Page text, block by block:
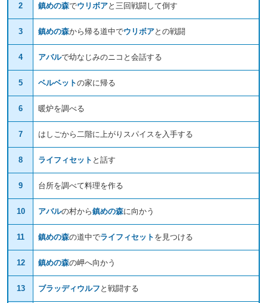
2 鎮めの森でウリボアと三回戦闘して倒す
3 鎮めの森から帰る道中でウリボアとの戦闘
4 アバルで幼なじみのニコと会話する
5 ベルベットの家に帰る
6 暖炉を調べる
7 はしごから二階に上がりスパイスを入手する
8 ライフィセット と話す
9 台所を調べて料理を作る
10 アバルの村から鎮めの森に向かう
11 鎮めの森の道中でライフィセット を見つける
12 鎮めの森の岬へ向かう
13 ブラッディウルフ と戦闘する